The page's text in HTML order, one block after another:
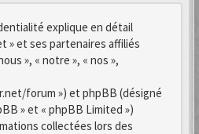
explique en détail
» et ses partenaires affiliés
», « notre », « nos »,
forum ») et phpBB (désigné
» et « phpBB Limited »)
collectées lors des